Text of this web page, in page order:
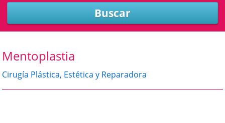
Mentoplastia
Cirugía Plástica, Estética y Reparadora